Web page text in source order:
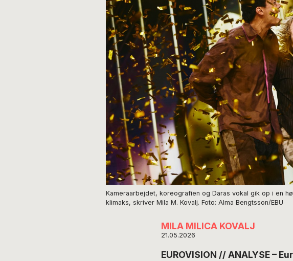
Kameraarbejdet, koreografien og Daras vokal gik op i en
klimaks, skriver Mila M. Kovalj. Foto: Alma Bengtsson/EBU
MILA MILICA KOVALJ
21.05.2026
EUROVISION // ANALYSE –